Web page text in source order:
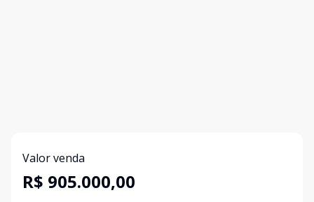
Valor venda
R$ 905.000,00